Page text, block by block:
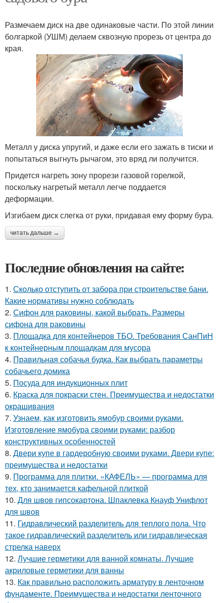
Размечаем диск на две одинаковые части. По этой линии
болгаркой (УШМ) делаем сквозную прорезь от центра до
края.
Металл у диска упругий, и даже если его зажать в тиски и
попытаться выгнуть рычагом, это вряд ли получится.
Придется нагреть зону прорези газовой горелкой,
поскольку нагретый металл легче поддается
деформации.
Изгибаем диск слегка от руки, придавая ему форму бура.
читать дальше →
Последние обновления на сайте:
1. Сколько отступить от забора при строительстве бани.
Какие нормативы нужно соблюдать
2. Сифон для раковины, какой выбрать. Размеры
сифона для раковины
3. Площадка для контейнеров ТБО. Требования СанПиН
к контейнерным площадкам для мусора
4. Правильная собачья будка. Как выбрать параметры
собачьего домика
5. Посуда для индукционных плит
6. Краска для покраски стен. Преимущества и недостатки
окрашивания
7. Узнаем, как изготовить ямобур своими руками.
Изготовление ямобура своими руками: разбор
конструктивных особенностей
8. Двери купе в гардеробную своими руками. Двери купе:
преимущества и недостатки
9. Программа для плитки. «КАФЕЛЬ» — программа для
тех, кто занимается кафельной плиткой
10. Для швов гипсокартона. Шпаклевка Кнауф Унифлот
для швов
11. Гидравлический разделитель для теплого пола. Что
такое гидравлический разделитель или гидравлическая
стрелка наверх
12. Лучшие герметики для ванной комнаты. Лучшие
акриловые герметики для ванны
13. Как правильно расположить арматуру в ленточном
фундаменте. Преимущества и недостатки ленточного